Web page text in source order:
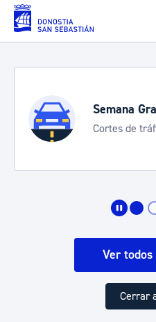
Saltar al contenido principal
Semana
Cortes de
Ver
Cerrar